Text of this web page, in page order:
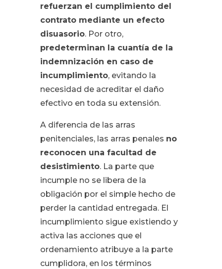
refuerzan el cumplimiento del
contrato mediante un efecto
disuasorio. Por otro,
predeterminan la cuantía de la
indemnización en caso de
incumplimiento, evitando la
necesidad de acreditar el daño
efectivo en toda su extensión.
A diferencia de las arras
penitenciales, las arras penales no
reconocen una facultad de
desistimiento. La parte que
incumple no se libera de la
obligación por el simple hecho de
perder la cantidad entregada. El
incumplimiento sigue existiendo y
activa las acciones que el
ordenamiento atribuye a la parte
cumplidora, en los términos